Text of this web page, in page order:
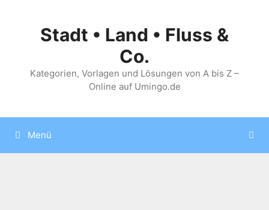
springenStadt • Land • Fluss &
Co.
Kategorien, Vorlagen und Lösungen von A bis Z –
Online auf Umingo.de
Menü